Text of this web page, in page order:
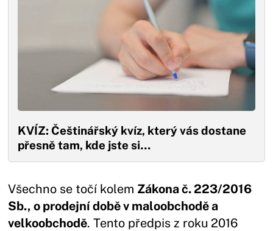
KVÍZ: Češtinářský kvíz, který vás dostane
přesně tam, kde jste si…
Všechno se točí kolem Zákona č. 223/2016
Sb., o prodejní době v maloobchodě a
velkoobchodě. Tento předpis z roku 2016